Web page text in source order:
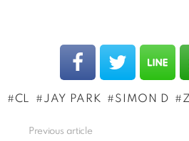
CL JAY PARK SIMON D
Previous article